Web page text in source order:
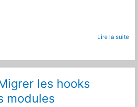
Lire la suite
les hooks
modules